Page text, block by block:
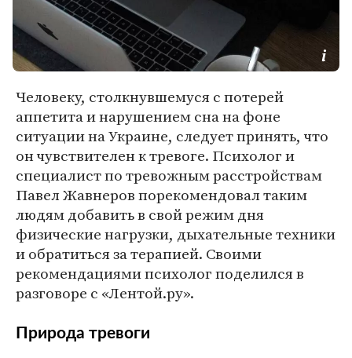
Человеку, столкнувшемуся с потерей
аппетита и нарушением сна на фоне
ситуации на Украине, следует принять, что
он чувствителен к тревоге. Психолог и
специалист по тревожным расстройствам
Павел Жавнеров порекомендовал таким
людям добавить в свой режим дня
физические нагрузки, дыхательные техники
и обратиться за терапией. Своими
рекомендациями психолог поделился в
разговоре с «Лентой.ру».
Природа тревоги